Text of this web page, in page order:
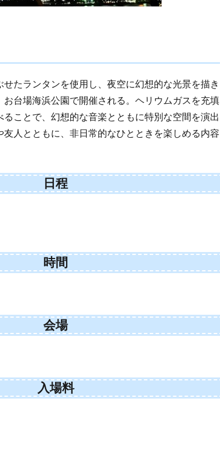
たランタンを使用し、夜空に幻想的な光景を描き
お台場海浜公園で開催される。ヘリウムガスを充填
ることで、幻想的な音楽とともに特別な空間を演出
人とともに、非日常的なひとときを楽しめる内容
日程
時間
会場
入場料